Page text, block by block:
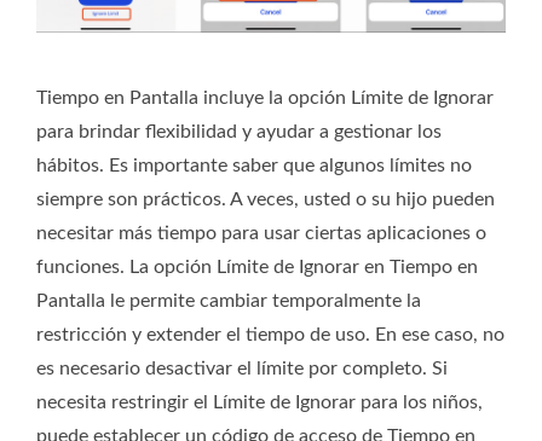
Tiempo en Pantalla incluye la opción Límite de Ignorar
para brindar flexibilidad y ayudar a gestionar los
hábitos. Es importante saber que algunos límites no
siempre son prácticos. A veces, usted o su hijo pueden
necesitar más tiempo para usar ciertas aplicaciones o
funciones. La opción Límite de Ignorar en Tiempo en
Pantalla le permite cambiar temporalmente la
restricción y extender el tiempo de uso. En ese caso, no
es necesario desactivar el límite por completo. Si
necesita restringir el Límite de Ignorar para los niños,
puede establecer un código de acceso de Tiempo en